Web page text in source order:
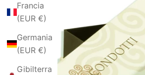
Francia
(EUR €)
Germania
(EUR €)
Gibilterra